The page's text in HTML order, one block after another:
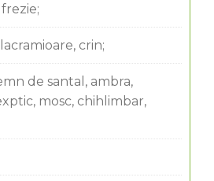
lacramioare, crin;
de santal, ambra,
mosc, chihlimbar,